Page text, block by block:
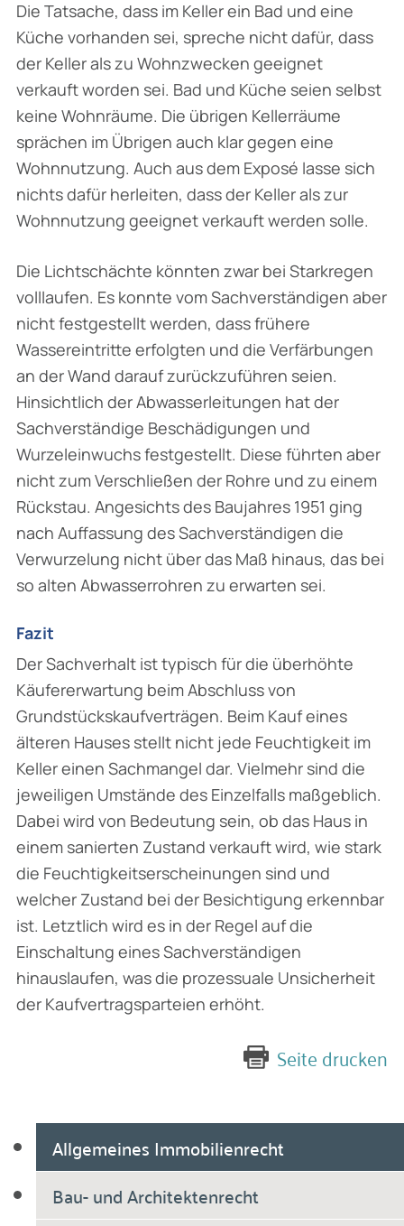
Allgemeines Immobilienrecht
Bau- und Architektenrecht
Die Tatsache, dass im Keller ein Bad und eine
Küche vorhanden sei, spreche nicht dafür, dass
der Keller als zu Wohnzwecken geeignet
verkauft worden sei. Bad und Küche seien selbst
keine Wohnräume. Die übrigen Kellerräume
sprächen im Übrigen auch klar gegen eine
Wohnnutzung. Auch aus dem Exposé lasse sich
nichts dafür herleiten, dass der Keller als zur
Wohnnutzung geeignet verkauft werden solle.
Die Lichtschächte könnten zwar bei Starkregen
volllaufen. Es konnte vom Sachverständigen aber
nicht festgestellt werden, dass frühere
Wassereintritte erfolgten und die Verfärbungen
an der Wand darauf zurückzuführen seien.
Hinsichtlich der Abwasserleitungen hat der
Sachverständige Beschädigungen und
Wurzeleinwuchs festgestellt. Diese führten aber
nicht zum Verschließen der Rohre und zu einem
Rückstau. Angesichts des Baujahres 1951 ging
nach Auffassung des Sachverständigen die
Verwurzelung nicht über das Maß hinaus, das bei
so alten Abwasserrohren zu erwarten sei.
Fazit
Der Sachverhalt ist typisch für die überhöhte
Käufererwartung beim Abschluss von
Grundstückskaufverträgen. Beim Kauf eines
älteren Hauses stellt nicht jede Feuchtigkeit im
Keller einen Sachmangel dar. Vielmehr sind die
jeweiligen Umstände des Einzelfalls maßgeblich.
Dabei wird von Bedeutung sein, ob das Haus in
einem sanierten Zustand verkauft wird, wie stark
die Feuchtigkeitserscheinungen sind und
welcher Zustand bei der Besichtigung erkennbar
ist. Letztlich wird es in der Regel auf die
Einschaltung eines Sachverständigen
hinauslaufen, was die prozessuale Unsicherheit
der Kaufvertragsparteien erhöht.
Seite drucken